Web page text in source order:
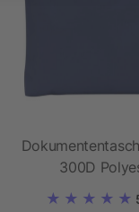
300D